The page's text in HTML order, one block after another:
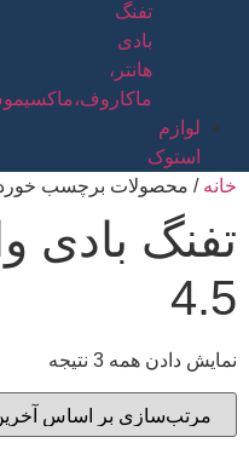
تفنگ
بادی
هانتر،
لوازم
استوک
خانه / محصولات برچسب خورده “تفنگ
4.5
نمایش دادن همه 3 نتیجه